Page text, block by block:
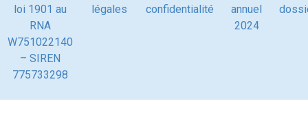
loi 1901 au
RNA
W751022140
– SIREN
775733298
légales
confidentialité
annuel
2024